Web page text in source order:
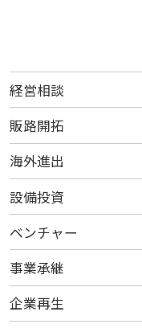
経営相談
販路開拓
海外進出
設備投資
ベンチャー
事業承継
企業再生